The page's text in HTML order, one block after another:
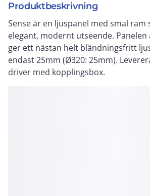
Produktbeskrivning
Sense är en ljuspanel med smal ram
elegant, modernt utseende.
ger ett nästan helt bländningsfritt
endast 25mm (Ø320: 25mm).
driver med kopplingsbox.